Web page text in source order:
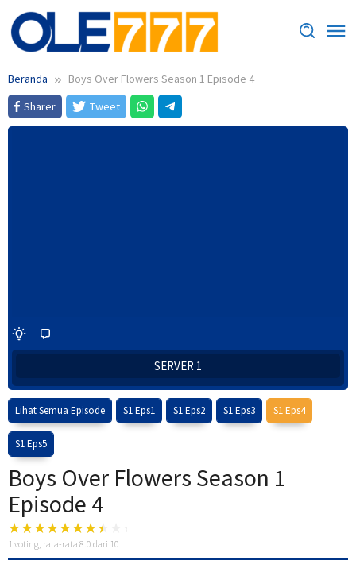
Loncat
ke
konten
Beranda
Boys Over Flowers Season 1 Episode 4
Sharer
Tweet
SERVER 1
Lihat Semua Episode S1 Eps1 S1 Eps2 S1 Eps3 S1 Eps4
S1 Eps5
Boys Over Flowers Season 1
Episode 4
1 voting, rata-rata 8.0 dari 10